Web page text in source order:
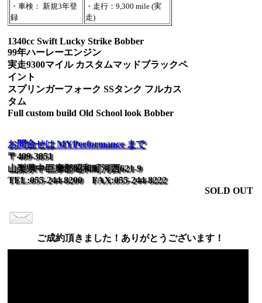
・車検： 新規3年登
録
・走行：9,300 mile (実
走)
1340cc Swift Lucky Strike Bobber
99年ハーレーエンジン
実走9300マイル カスタムマッドブラックペ
イント
スプリンガーフォーク SSタンク フルカス
タム
Full custom build Old School look Bobber
お問合せは MYPerformance まで
〒409-3851
山梨県中巨摩郡昭和町河西621-9
TEL:055-244-8200 FAX:055-244-8222
SOLD OUT
ご成約頂きました！ありがとうございます！